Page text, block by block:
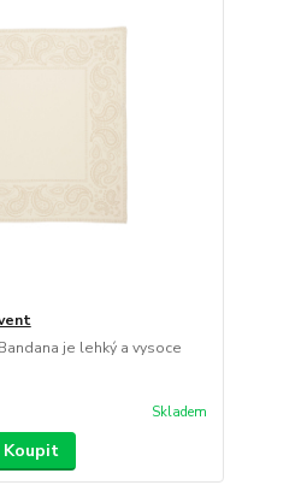
je lehký a vysoce
Skladem
Koupit